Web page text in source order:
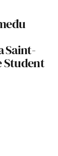
Saint-
Student